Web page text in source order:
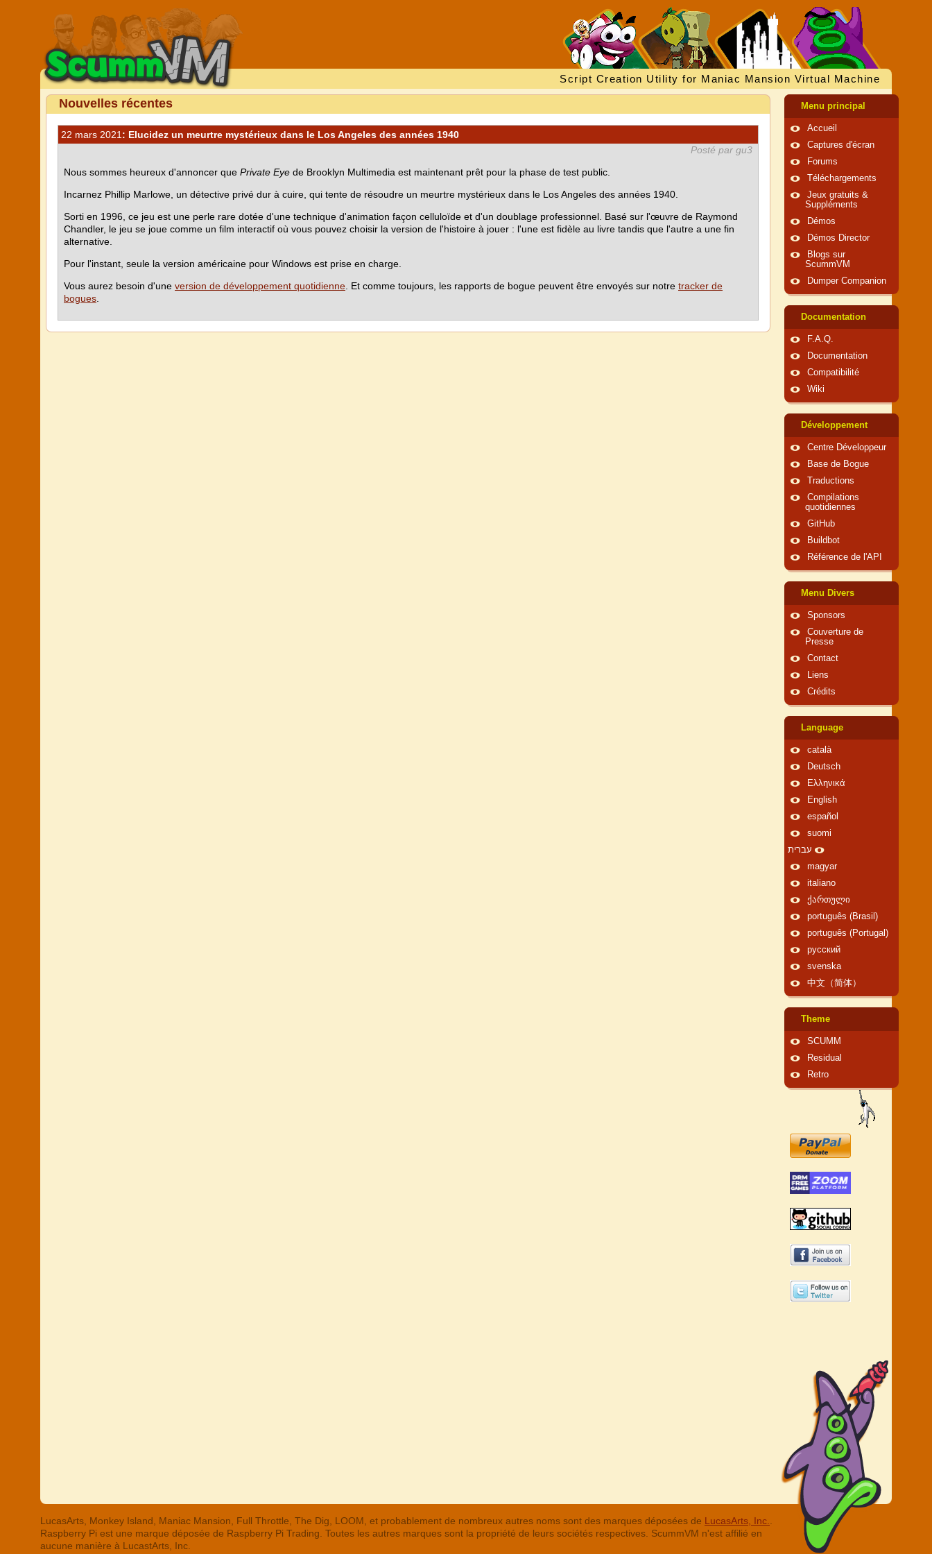
Script Creation Utility for Maniac Mansion Virtual Machine
Nouvelles récentes
22 mars 2021 : Elucidez un meurtre mystérieux dans le Los Angeles des années 1940
Posté par gu3
Nous sommes heureux d'annoncer que Private Eye de Brooklyn Multimedia est maintenant prêt pour la phase de test public.
Incarnez Phillip Marlowe, un détective privé dur à cuire, qui tente de résoudre un meurtre mystérieux dans le Los Angeles des années 1940.
Sorti en 1996, ce jeu est une perle rare dotée d'une technique d'animation façon celluloïde et d'un doublage professionnel. Basé sur l'œuvre de Raymond
Chandler, le jeu se joue comme un film interactif où vous pouvez choisir la version de l'histoire à jouer : l'une est fidèle au livre tandis que l'autre a une fin
alternative.
Pour l'instant, seule la version américaine pour Windows est prise en charge.
Vous aurez besoin d'une version de développement quotidienne . Et comme toujours, les rapports de bogue peuvent être envoyés sur notre tracker de
bogues
Menu principal
Accueil
Captures d'écran
Forums
Téléchargements
Jeux gratuits &
Suppléments
Démos
Démos Director
Blogs sur
ScummVM
Dumper Companion
Documentation
F.A.Q.
Documentation
Compatibilité
Wiki
Développement
Centre Développeur
Base de Bogue
Traductions
Compilations
quotidiennes
GitHub
Buildbot
Référence de l'API
Menu Divers
Sponsors
Couverture de
Presse
Contact
Liens
Crédits
Language
català
Deutsch
Ελληνικά
English
español
suomi
עברית
magyar
italiano
ქართული
português (Brasil)
português (Portugal)
русский
svenska
中文（简体）
Theme
SCUMM
Residual
Retro
LucasArts, Monkey Island, Maniac Mansion, Full Throttle, The Dig, LOOM, et probablement de nombreux autres noms sont des marques déposées de LucasArts, Inc.
Raspberry Pi est une marque déposée de Raspberry Pi Trading. Toutes les autres marques sont la propriété de leurs sociétés respectives. ScummVM n'est affilié en
aucune manière à LucastArts, Inc.